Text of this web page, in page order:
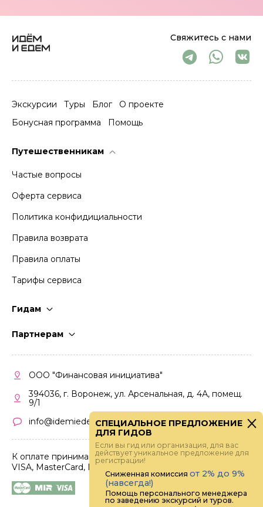
Свяжитесь с нами
Экскурсии Туры Блог
О проекте
Бонусная программа
Помощь
Путешественникам
Частые вопросы
Оферта сервиса
Политика конфидициальности
Правила возврата
Правила оплаты
Тарифы сервиса
Гидам
Партнерам
Кабинет партнера
Правила участия
ООО "Финансовая инициатива"
394036, г. Воронеж, ул. Арсенальная, д. 4А, помещ.
9/1
info@idemiedem.ru
К оплате принимаются карты
VISA, MasterCard, МИР
СПЕЦИАЛЬНОЕ ПРЕДЛОЖЕНИЕ
ДЛЯ ГИДОВ
Если вы гид или организация, для вас
действует уникальное предложение для
регистрации!
Сниженная комиссия от 2% до 9%
(навсегда!)
Помощь персонального менеджера
по заведению экскурсий и туров.